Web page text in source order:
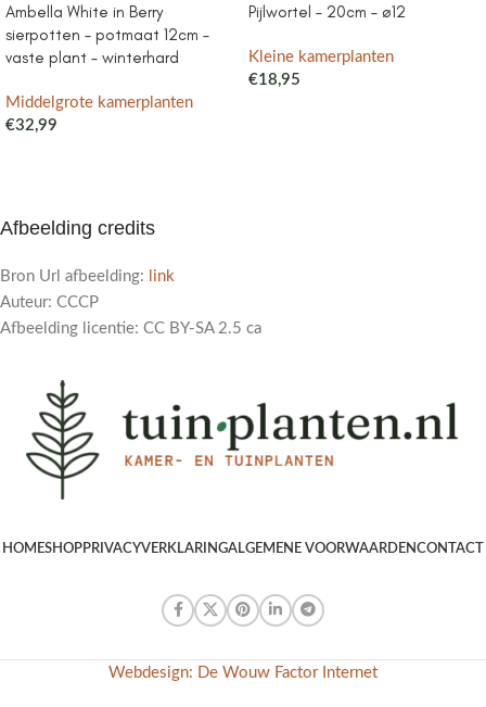
Ambella White in Berry
sierpotten – potmaat 12cm –
vaste plant – winterhard
Middelgrote kamerplanten
€32,99
Pijlwortel – 20cm – ø12
Kleine kamerplanten
€18,95
Afbeelding credits
Bron Url afbeelding:
link
Auteur: СССР
Afbeelding licentie: CC BY-SA 2.5 ca
HOMESHOPPRIVACYVERKLARINGALGEMENE VOORWAARDENCONTACT
Webdesign: De Wouw Factor Internet